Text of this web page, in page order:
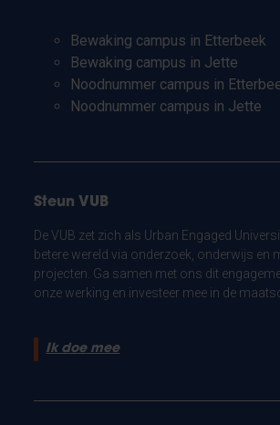
Bewaking campus in Etterbeek
Bewaking campus in Jette
Noodnummer campus in
Noodnummer campus in Jette
Steun VUB
De VUB zet zich als Urban Engaged
betere wereld via onderzoek, onderwijs en
projecten. Ga samen met ons dit
onze werking en investeer mee in de
Ik doe mee